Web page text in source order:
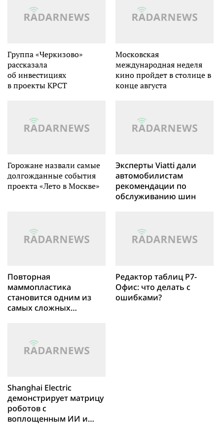
Группа «Черкизово»
рассказала
об инвестициях
в проекты КРСТ
Московская
международная неделя
кино пройдет в столице в
конце августа
Горожане назвали самые
долгожданные события
проекта «Лето в Москве»
Эксперты Viatti дали
автомобилистам
рекомендации по
обслуживанию шин
Повторная
маммопластика
становится одним из
самых сложных
Редактор таблиц Р7-
Офис: что делать с
ошибками?
Shanghai Electric
демонстрирует матрицу
роботов с
воплощенным ИИ и